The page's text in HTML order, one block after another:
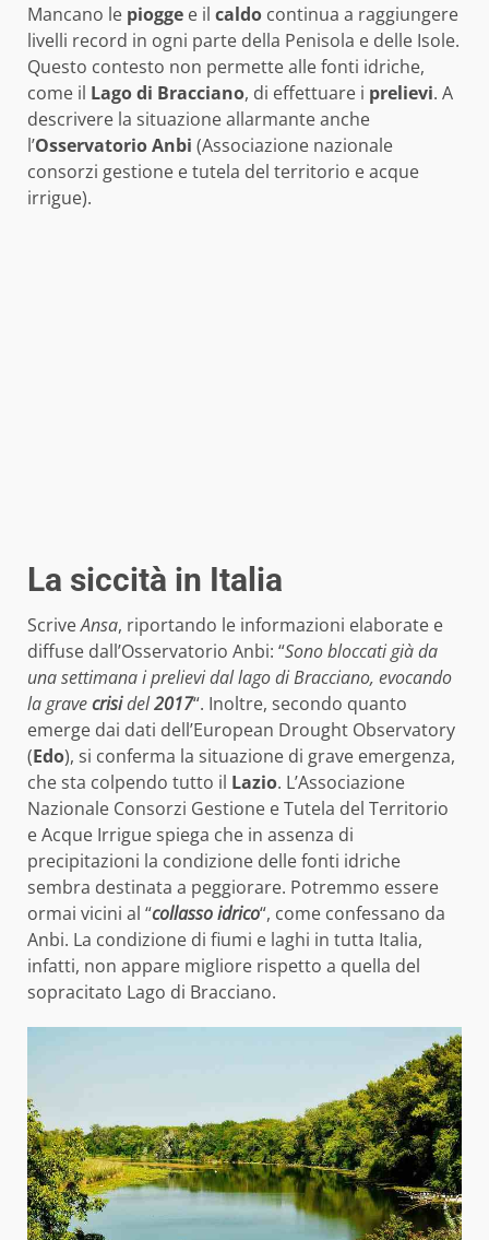
Mancano le piogge e il caldo continua a raggiungere
livelli record in ogni parte della Penisola e delle Isole.
Questo contesto non permette alle fonti idriche,
come il Lago di Bracciano, di effettuare i prelievi. A
descrivere la situazione allarmante anche
l’Osservatorio Anbi (Associazione nazionale
consorzi gestione e tutela del territorio e acque
irrigue).
La siccità in Italia
ScriveAnsa, riportando le informazioni elaborate e
diffuse dall’Osservatorio Anbi: “Sono bloccati già da
una settimana i prelievi dal lago di Bracciano, evocando
la gravecrisidel2017“. Inoltre, secondo quanto
emerge dai dati dell’European Drought Observatory
(Edo), si conferma la situazione di grave emergenza,
che sta colpendo tutto il Lazio. L’Associazione
Nazionale Consorzi Gestione e Tutela del Territorio
e Acque Irrigue spiega che in assenza di
precipitazioni la condizione delle fonti idriche
sembra destinata a peggiorare. Potremmo essere
ormai vicini al “collasso idrico“, come confessano da
Anbi. La condizione di fiumi e laghi in tutta Italia,
infatti, non appare migliore rispetto a quella del
sopracitato Lago di Bracciano.